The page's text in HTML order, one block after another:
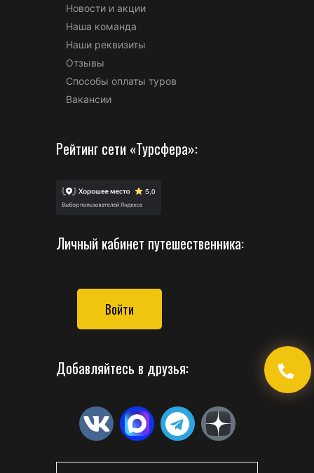
Новости и акции
Наша команда
Наши реквизиты
Отзывы
Способы оплаты туров
Вакансии
Рейтинг сети «Турсфера»:
Личный кабинет путешественника:
Войти
Добавляйтесь в друзья: